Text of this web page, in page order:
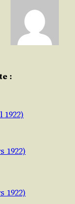
:
1922)
1922)